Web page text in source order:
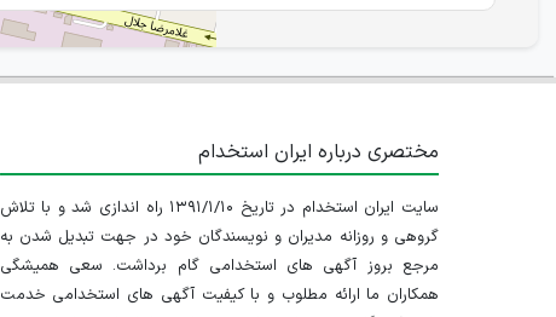
مختصری درباره ایران استخدام
سایت ایران استخدام در تاریخ ۱۳۹۱/۱/۱۰ راه اندازی شد و با تلاش
گروهی و روزانه مدیران و نویسندگان خود در جهت تبدیل شدن به
مرجع بروز آگهی های استخدامی گام برداشت. سعی همیشگی
همکاران ما ارائه مطلوب و با کیفیت آگهی های استخدامی خدمت